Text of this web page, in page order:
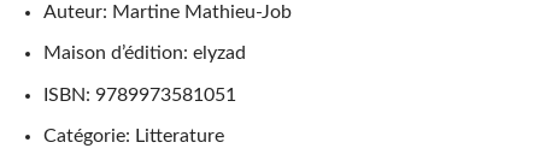
Auteur: Martine Mathieu-Job
Maison d’édition: elyzad
ISBN: 9789973581051
Catégorie: Litterature